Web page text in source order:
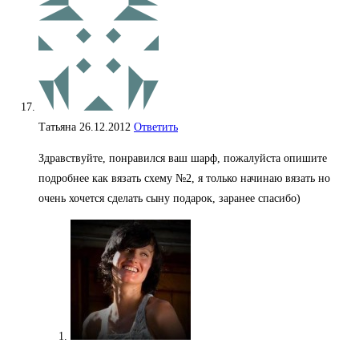
Татьяна 26.12.2012 Ответить
Здравствуйте, понравился ваш шарф, пожалуйста опишите
подробнее как вязать схему №2, я только начинаю вязать но
очень хочется сделать сыну подарок, заранее спасибо)